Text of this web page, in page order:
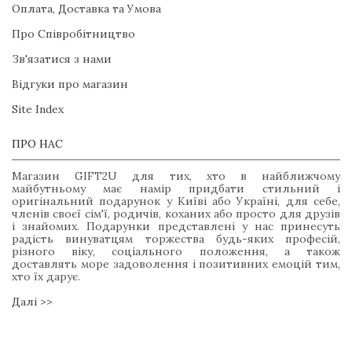
Оплата, Доставка та Умова
Про Співробітництво
Зв'язатися з нами
Відгуки про магазин
Site Index
ПРО НАС
Магазин GIFT2U для тих, хто в найближчому
майбутньому має намір придбати стильний і
оригінальний подарунок у Київі або Україні, для себе,
членів своєї сім'ї, родичів, коханих або просто для друзів
і знайомих. Подарунки представлені у нас принесуть
радість винуватцям торжества будь-яких професій,
різного віку, соціального положення, а також
доставлять море задоволення і позитивних емоцій тим,
хто їх дарує.
Далі >>